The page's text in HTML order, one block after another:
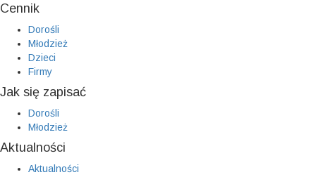
Cennik
Dorośli
Młodzież
Dzieci
Firmy
Jak się zapisać
Dorośli
Młodzież
Aktualności
Aktualności